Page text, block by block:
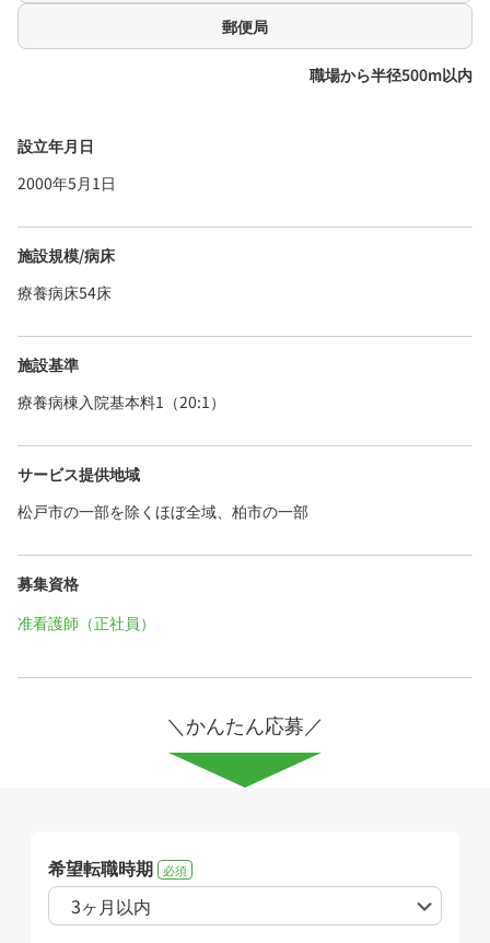
郵便局
職場から半径500m以内
設立年月日
2000年5月1日
施設規模/病床
療養病床54床
施設基準
療養病棟入院基本料1（20:1）
サービス提供地域
松戸市の一部を除くほぼ全域、柏市の一部
募集資格
准看護師（正社員）
＼かんたん応募／
希望転職時期 必須